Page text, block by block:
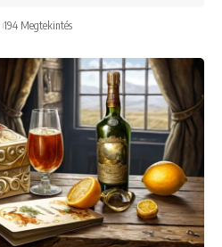
194 Megtekintés